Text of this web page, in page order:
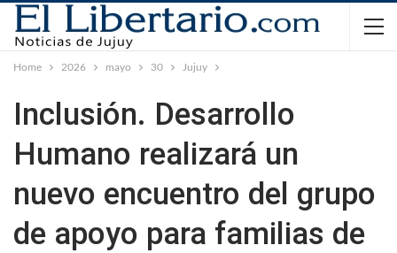
Home 2026 mayo 30 Jujuy
Inclusión. Desarrollo
Humano realizará un
nuevo encuentro del grupo
de apoyo para familias de